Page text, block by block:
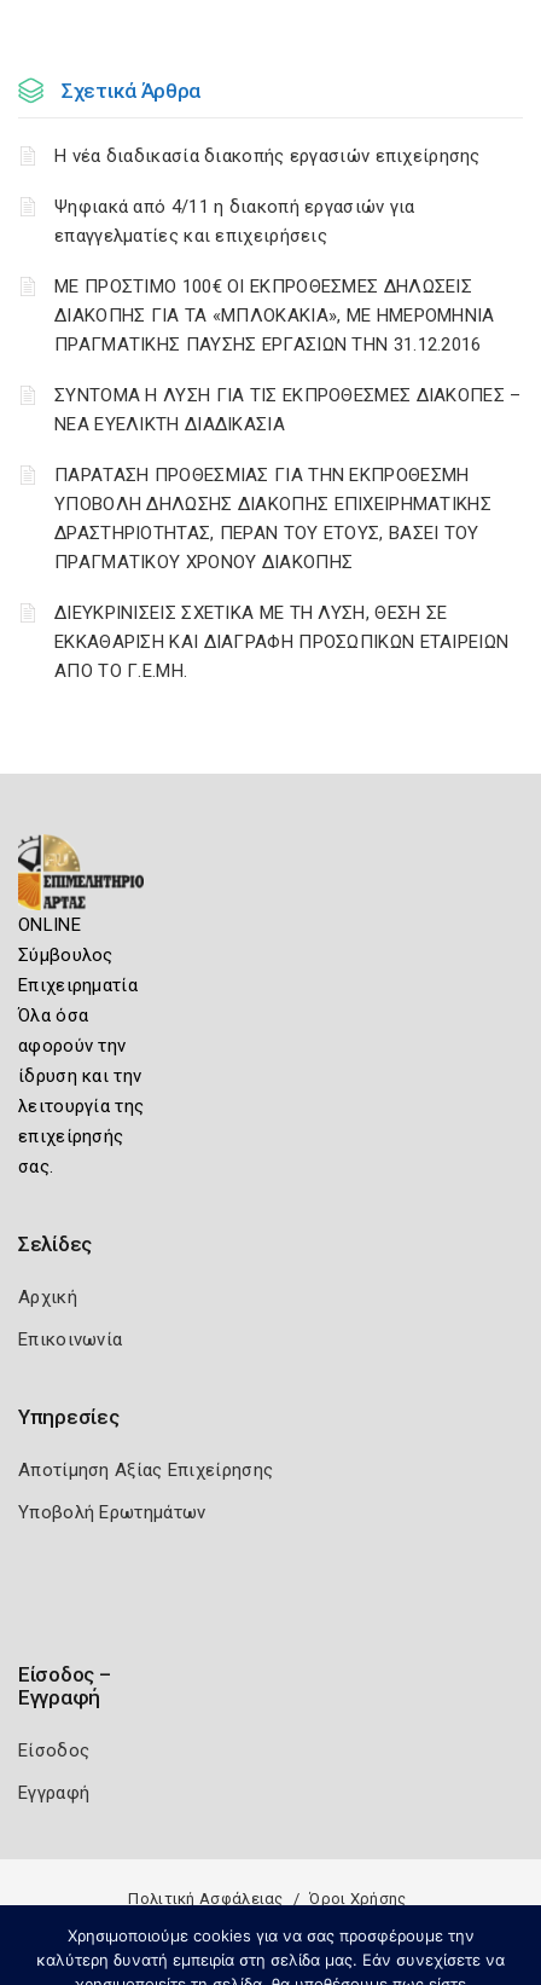
Σχετικά Άρθρα
Η νέα διαδικασία διακοπής εργασιών επιχείρησης
Ψηφιακά από 4/11 η διακοπή εργασιών για
επαγγελματίες και επιχειρήσεις
ΜΕ ΠΡΟΣΤΙΜΟ 100€ ΟΙ ΕΚΠΡΟΘΕΣΜΕΣ ΔΗΛΩΣΕΙΣ
ΔΙΑΚΟΠΗΣ ΓΙΑ ΤΑ «ΜΠΛΟΚΑΚΙΑ», ΜΕ ΗΜΕΡΟΜΗΝΙΑ
ΠΡΑΓΜΑΤΙΚΗΣ ΠΑΥΣΗΣ ΕΡΓΑΣΙΩΝ ΤΗΝ 31.12.2016
ΣΥΝΤΟΜΑ Η ΛΥΣΗ ΓΙΑ ΤΙΣ ΕΚΠΡΟΘΕΣΜΕΣ ΔΙΑΚΟΠΕΣ –
ΝΕΑ ΕΥΕΛΙΚΤΗ ΔΙΑΔΙΚΑΣΙΑ
ΠΑΡΑΤΑΣΗ ΠΡΟΘΕΣΜΙΑΣ ΓΙΑ ΤΗΝ ΕΚΠΡΟΘΕΣΜΗ
ΥΠΟΒΟΛΗ ΔΗΛΩΣΗΣ ΔΙΑΚΟΠΗΣ ΕΠΙΧΕΙΡΗΜΑΤΙΚΗΣ
ΔΡΑΣΤΗΡΙΟΤΗΤΑΣ, ΠΕΡΑΝ ΤΟΥ ΕΤΟΥΣ, ΒΑΣΕΙ ΤΟΥ
ΠΡΑΓΜΑΤΙΚΟΥ ΧΡΟΝΟΥ ΔΙΑΚΟΠΗΣ
ΔΙΕΥΚΡΙΝΙΣΕΙΣ ΣΧΕΤΙΚΑ ΜΕ ΤΗ ΛΥΣΗ, ΘΕΣΗ ΣΕ
ΕΚΚΑΘΑΡΙΣΗ ΚΑΙ ΔΙΑΓΡΑΦΗ ΠΡΟΣΩΠΙΚΩΝ ΕΤΑΙΡΕΙΩΝ
ΑΠΟ ΤΟ Γ.Ε.ΜΗ.
ONLINE
Σύμβουλος
Επιχειρηματία
Όλα όσα
αφορούν την
ίδρυση και την
λειτουργία της
επιχείρησής
σας.
Σελίδες
Αρχική
Επικοινωνία
Υπηρεσίες
Αποτίμηση Αξίας Επιχείρησης
Υποβολή Ερωτημάτων
Είσοδος –
Εγγραφή
Είσοδος
Εγγραφή
Πολιτική Ασφάλειας Όροι Χρήσης
Χρησιμοποιούμε cookies για να σας προσφέρουμε την
καλύτερη δυνατή εμπειρία στη σελίδα μας. Εάν συνεχίσετε να
Copyright 2026 Knowledge A.E.